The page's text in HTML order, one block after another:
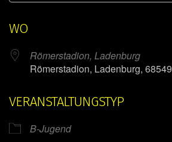
WO
Römerstadion, Ladenburg
Römerstadion, Ladenburg, 68549
VERANSTALTUNGSTYP
B-Jugend